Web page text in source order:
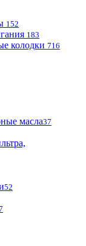
152
183
колодки 716
масла37
52